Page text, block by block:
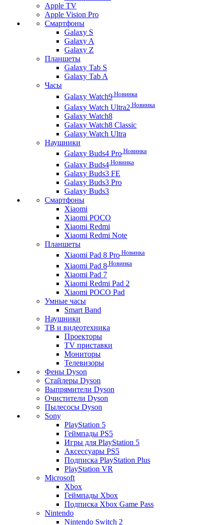
Apple TV
Apple Vision Pro
Смартфоны
Galaxy S
Galaxy A
Galaxy Z
Планшеты
Galaxy Tab S
Galaxy Tab A
Часы
Galaxy Watch9 Новинка
Galaxy Watch Ultra2 Новинка
Galaxy Watch8
Galaxy Watch8 Classic
Galaxy Watch Ultra
Наушники
Galaxy Buds4 Pro Новинка
Galaxy Buds4 Новинка
Galaxy Buds3 FE
Galaxy Buds3 Pro
Galaxy Buds3
Смартфоны
Xiaomi
Xiaomi POCO
Xiaomi Redmi
Xiaomi Redmi Note
Планшеты
Xiaomi Pad 8 Pro Новинка
Xiaomi Pad 8 Новинка
Xiaomi Pad 7
Xiaomi Redmi Pad 2
Xiaomi POCO Pad
Умные часы
Smart Band
Наушники
ТВ и видеотехника
Проекторы
TV приставки
Мониторы
Телевизоры
Фены Dyson
Стайлеры Dyson
Выпрямители Dyson
Очистители Dyson
Пылесосы Dyson
Sony
PlayStation 5
Геймпады PS5
Игры для PlayStation 5
Аксессуары PS5
Подписка PlayStation Plus
PlayStation VR
Microsoft
Xbox
Геймпады Xbox
Подписка Xbox Game Pass
Nintendo
Nintendo Switch 2